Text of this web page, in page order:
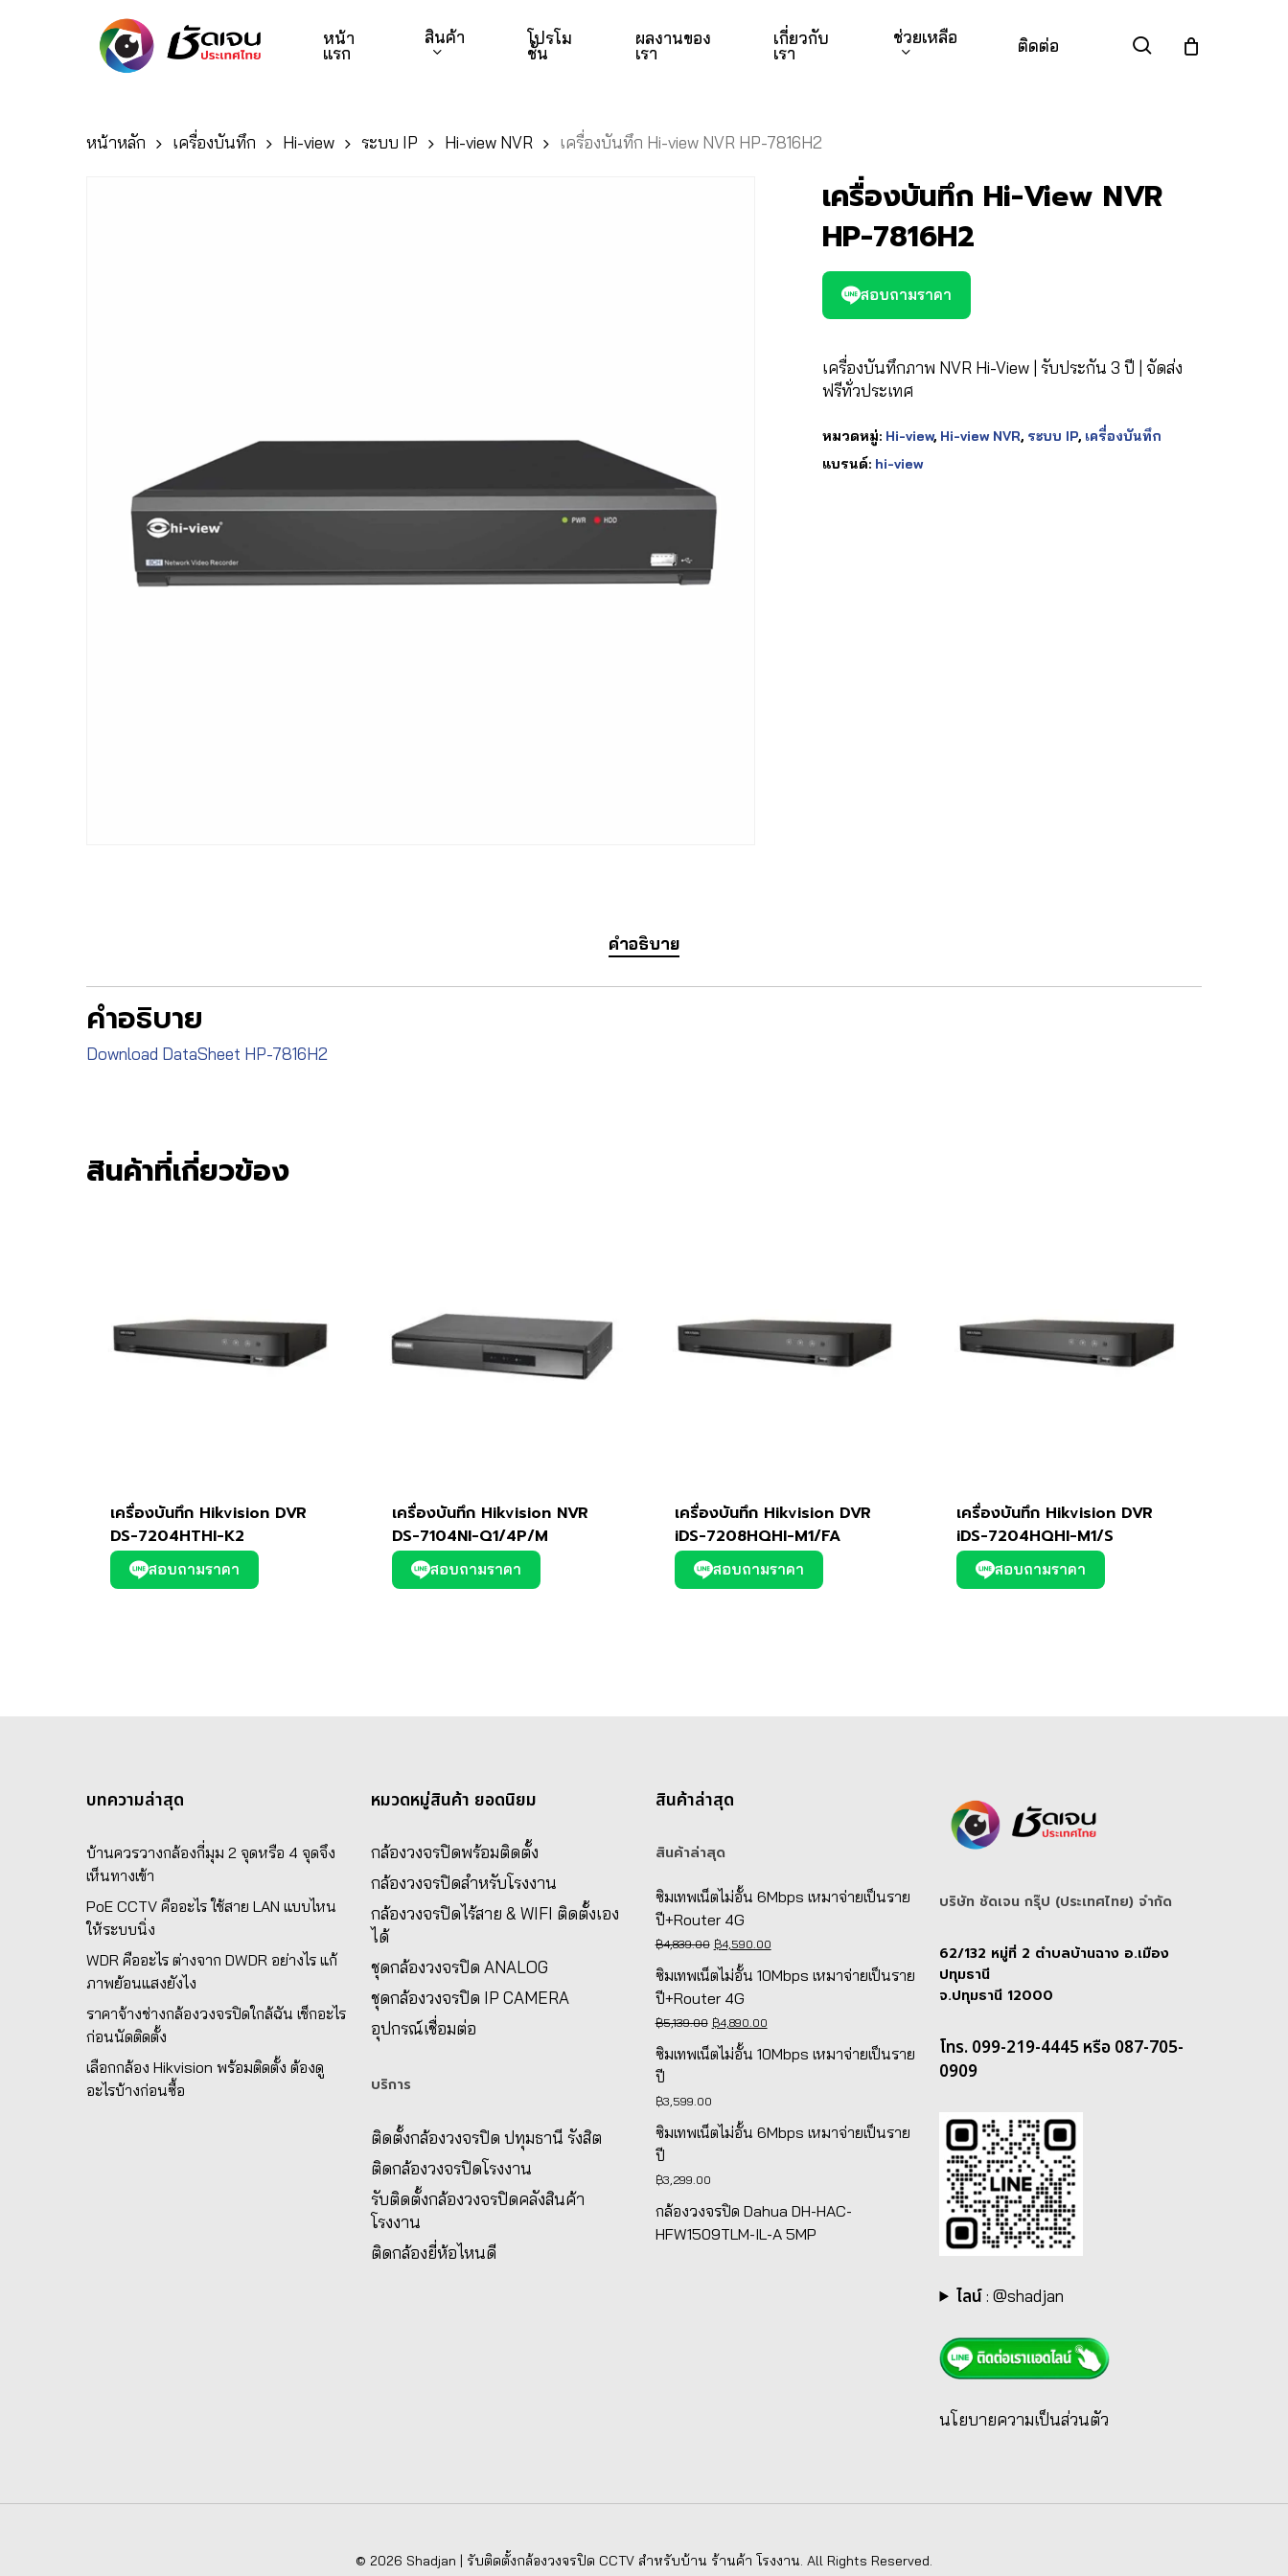
หน้า
แรก
สินค้า โปรโม
ชั่น
ผลงานของ
เรา
เกี่ยวกับ
เรา
ช่วยเหลือ ติดต่อ search
หน้าหลัก เครื่องบันทึก Hi-view ระบบ IP Hi-view NVR เครื่องบันทึก Hi-view NVR HP-7816H2
เครื่องบันทึก Hi-View NVR
HP-7816H2
สอบถามราคา
เครื่องบันทึกภาพ NVR Hi-View | รับประกัน 3 ปี | จัดส่ง
ฟรีทั่วประเทศ
หมวดหมู่: Hi-view, Hi-view NVR, ระบบ IP, เครื่องบันทึก
แบรนด์: hi-view
คำอธิบาย
คำอธิบาย
Download DataSheet HP-7816H2
สินค้าที่เกี่ยวข้อง
เครื่องบันทึก Hikvision DVR
DS-7204HTHI-K2
สอบถามราคา
เครื่องบันทึก Hikvision NVR
DS-7104NI-Q1/4P/M
สอบถามราคา
เครื่องบันทึก Hikvision DVR
iDS-7208HQHI-M1/FA
สอบถามราคา
เครื่องบันทึก Hikvision DVR
iDS-7204HQHI-M1/S
สอบถามราคา
บทความล่าสุด
บ้านควรวางกล้องกี่มุม 2 จุดหรือ 4 จุดจึง
เห็นทางเข้า
PoE CCTV คืออะไร ใช้สาย LAN แบบไหน
ให้ระบบนิ่ง
WDR คืออะไร ต่างจาก DWDR อย่างไร แก้
ภาพย้อนแสงยังไง
ราคาจ้างช่างกล้องวงจรปิดใกล้ฉัน เช็กอะไร
ก่อนนัดติดตั้ง
เลือกกล้อง Hikvision พร้อมติดตั้ง ต้องดู
อะไรบ้างก่อนซื้อ
หมวดหมู่สินค้า ยอดนิยม
กล้องวงจรปิดพร้อมติดตั้ง
กล้องวงจรปิดสำหรับโรงงาน
กล้องวงจรปิดไร้สาย & WIFI ติดตั้งเอง
ได้
ชุดกล้องวงจรปิด ANALOG
ชุดกล้องวงจรปิด IP CAMERA
อุปกรณ์เชื่อมต่อ
บริการ
ติดตั้งกล้องวงจรปิด ปทุมธานี รังสิต
ติดกล้องวงจรปิดโรงงาน
รับติดตั้งกล้องวงจรปิดคลังสินค้า
โรงงาน
ติดกล้องยี่ห้อไหนดี
สินค้าล่าสุด
สินค้าล่าสุด
ซิมเทพเน็ตไม่อั้น 6Mbps เหมาจ่ายเป็นราย
ปี+Router 4G
฿4,839.00 Original
price
฿4,590.00Current
ซิมเทพเน็ตไม่อั้น 10Mbps เหมาจ่ายเป็นราย
ปี+Router 4G
฿5,139.00 Original
price
฿4,890.00Current
ซิมเทพเน็ตไม่อั้น 10Mbps เหมาจ่ายเป็นราย
ปี
฿3,599.00
ซิมเทพเน็ตไม่อั้น 6Mbps เหมาจ่ายเป็นราย
ปี
฿3,299.00
กล้องวงจรปิด Dahua DH-HAC-
HFW1509TLM-IL-A 5MP
บริษัท ชัดเจน กรุ๊ป (ประเทศไทย) จํากัด
62/132 หมู่ที่ 2 ตำบลบ้านฉาง อ.เมือง
ปทุมธานี
จ.ปทุมธานี 12000
โทร. 099-219-4445 หรือ 087-705-
0909
ไลน์ :@shadjan
นโยบายความเป็นส่วนตัว
© 2026 Shadjan | รับติดตั้งกล้องวงจรปิด CCTV สำหรับบ้าน ร้านค้า โรงงาน. All Rights Reserved.